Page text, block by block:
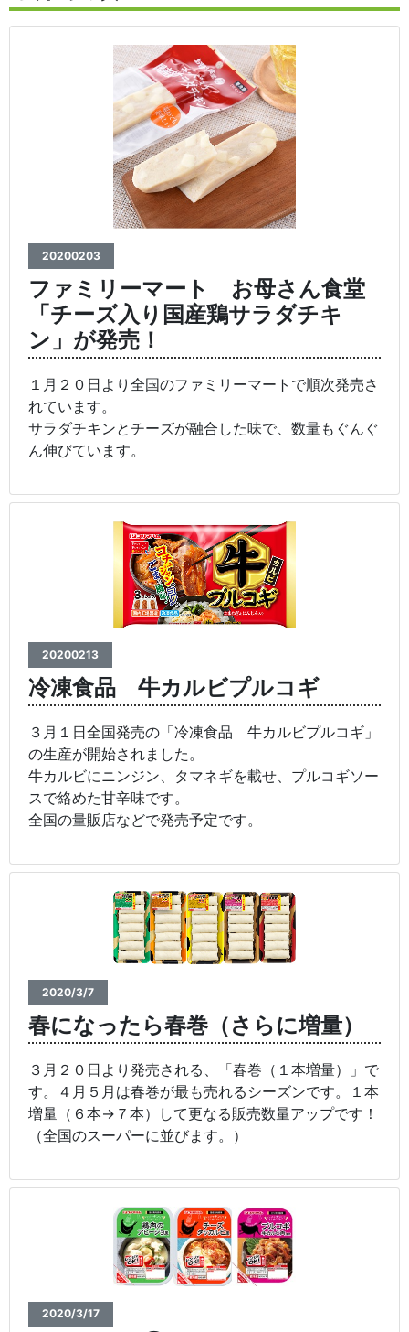
20200203
ファミリーマート お母さん食堂
「チーズ入り国産鶏サラダチキ
ン」が発売！
１月２０日より全国のファミリーマートで順次発売さ
れています。
サラダチキンとチーズが融合した味で、数量もぐんぐ
ん伸びています。
20200213
冷凍食品 牛カルビプルコギ
３月１日全国発売の「冷凍食品 牛カルビプルコギ」
の生産が開始されました。
牛カルビにニンジン、タマネギを載せ、プルコギソー
スで絡めた甘辛味です。
全国の量販店などで発売予定です。
2020/3/7
春になったら春巻（さらに増量）
３月２０日より発売される、「春巻（１本増量）」で
す。４月５月は春巻が最も売れるシーズンです。１本
増量（６本→７本）して更なる販売数量アップです！
（全国のスーパーに並びます。）
2020/3/17